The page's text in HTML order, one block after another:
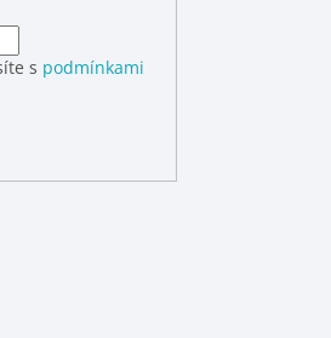
s podmínkami